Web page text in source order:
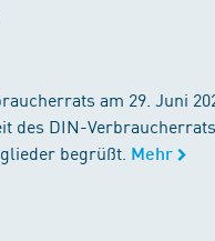
am 29. Juni
des DIN-
begrüßt. Mehr